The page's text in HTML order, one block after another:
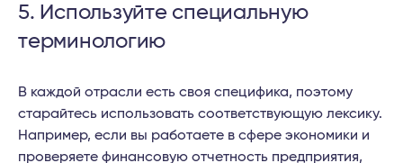
5. Используйте специальную
терминологию
В каждой отрасли есть своя специфика, поэтому
старайтесь использовать соответствующую лексику.
Например, если вы работаете в сфере экономики и
проверяете финансовую отчетность предприятия,